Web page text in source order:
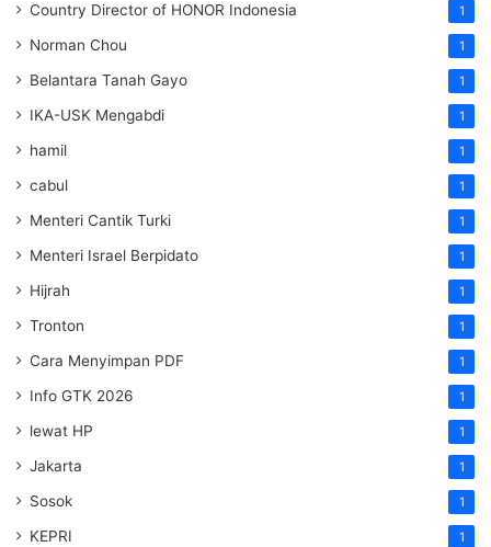
Country Director of HONOR Indonesia 1
Norman Chou 1
Belantara Tanah Gayo 1
IKA-USK Mengabdi 1
hamil 1
cabul 1
Menteri Cantik Turki 1
Menteri Israel Berpidato 1
Hijrah 1
Tronton 1
Cara Menyimpan PDF 1
Info GTK 2026 1
lewat HP 1
Jakarta 1
Sosok 1
KEPRI 1